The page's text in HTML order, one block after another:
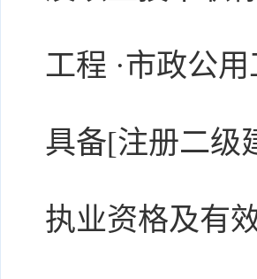
工程 ·市政公
具备[注册二级
执业资格及有